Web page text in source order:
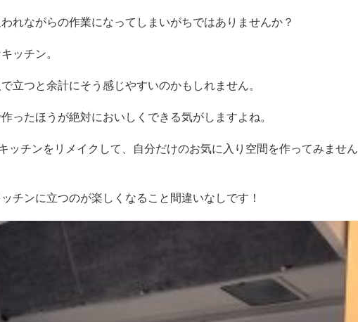
れながらの作業になってしまいがちではありませんか？
ッチン。
立つと余計にそう感じやすいのかもしれません。
ったほうが絶対においしくできる気がしますよね。
ッチンをリメイクして、自分だけのお気に入り空間を作ってみません
チンに立つのが楽しくなること間違いなしです！